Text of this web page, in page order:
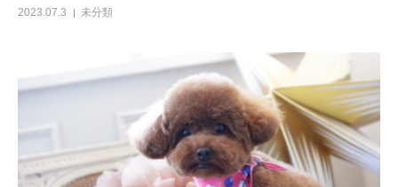
2023.07.3 未分類
スタッフ